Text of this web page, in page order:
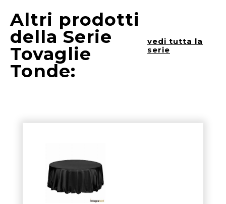
Altri prodotti
della Serie
Tovaglie
Tonde:
vedi tutta la
serie